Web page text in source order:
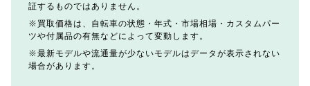
証するものではありません。
買取価格は、自転車の状態・年式・市場相場・カスタムパー
ツや付属品の有無などによって変動します。
最新モデルや流通量が少ないモデルはデータが表示されない
場合があります。